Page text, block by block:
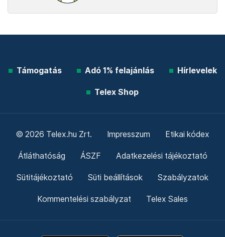
Támogatás Adó 1% felajánlás Hírlevelek
Telex Shop
© 2026 Telex.hu Zrt. Impresszum Etikai kódex
Átláthatóság ÁSZF Adatkezelési tájékoztató
Sütitájékoztató Süti beállítások Szabályzatok
Kommentelési szabályzat Telex Sales